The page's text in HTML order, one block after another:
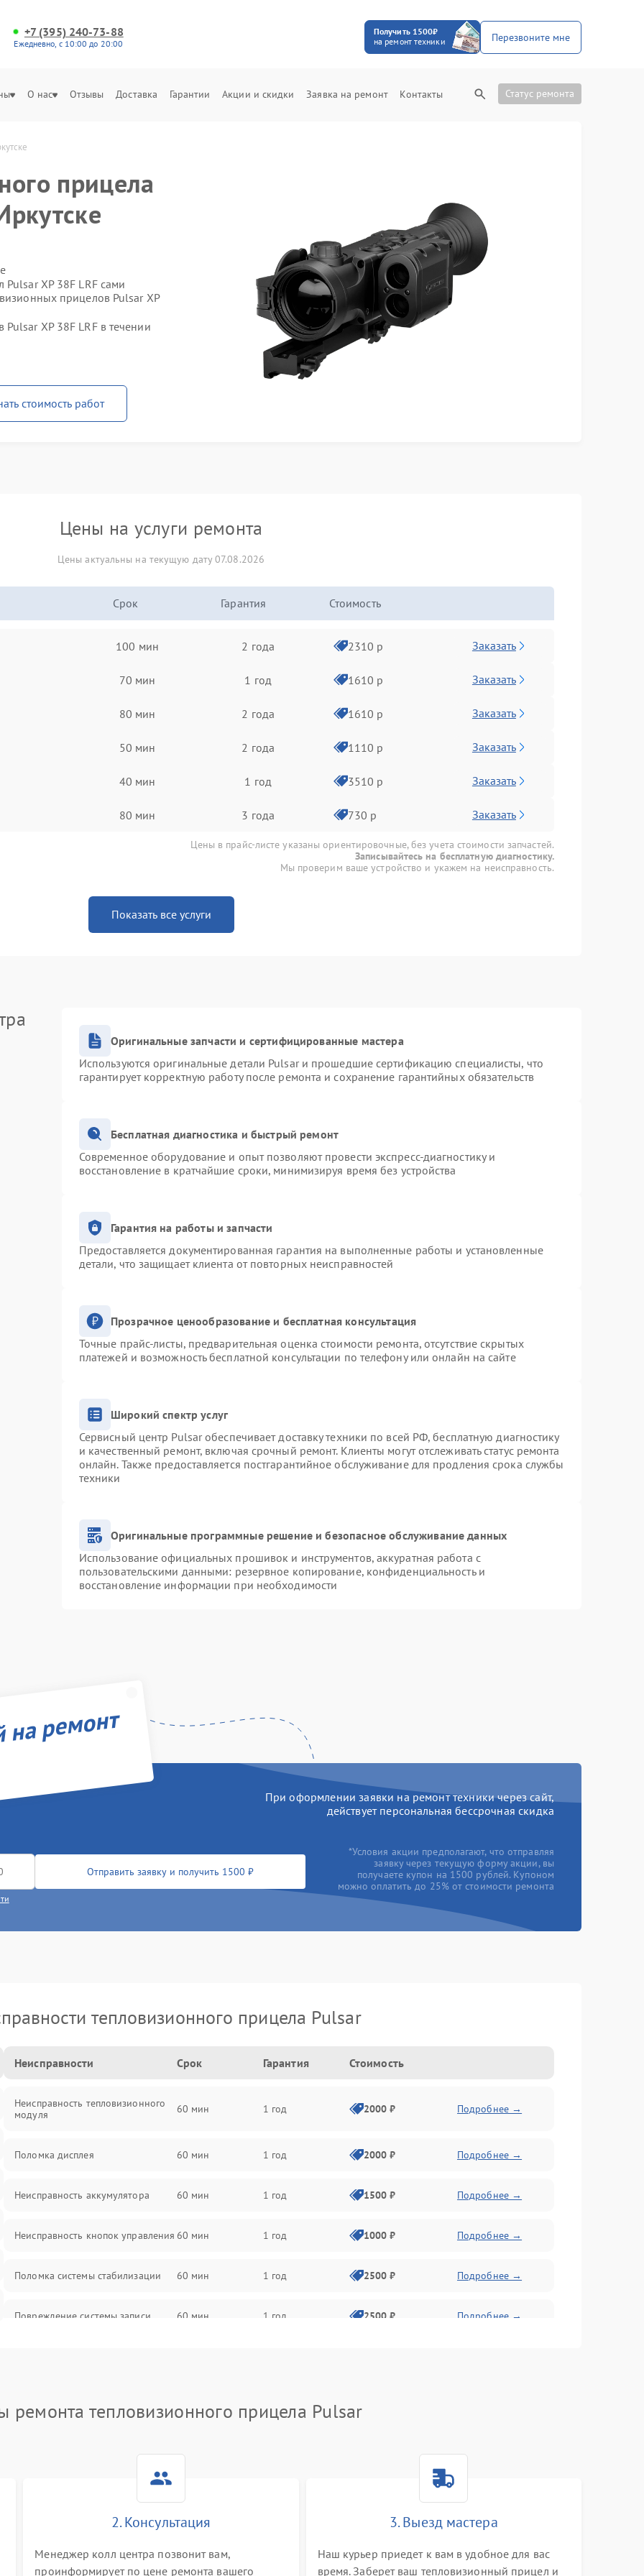
+7 (395) 240-73-88
Ежедневно, с 10:00 до 20:00
Получить 1500₽
на ремонт техники
Перезвоните мне
О нас Отзывы Доставка Гарантии Акции и скидки Заявка на ремонт Контакты Статус ремонта
прицела
XP 38F LRF сами
прицелов Pulsar XP
XP 38F LRF в течении
стоимость работ
Цены на услуги ремонта
Цены актуальны на текущую дату 07.08.2026
Срок Гарантия Стоимость
100 мин 2 года 2310 р Заказать
70 мин 1 год 1610 р Заказать
80 мин 2 года 1610 р Заказать
50 мин 2 года 1110 р Заказать
40 мин 1 год 3510 р Заказать
80 мин 3 года 730 р Заказать
Цены в прайс-листе указаны ориентировочные, без учета стоимости запчастей.
Записывайтесь на бесплатную диагностику.
Мы проверим ваше устройство и укажем на неисправность.
Показать все услуги
Оригинальные запчасти и сертифицированные мастера
Используются оригинальные детали Pulsar и прошедшие сертификацию специалисты, что
гарантирует корректную работу после ремонта и сохранение гарантийных обязательств
Бесплатная диагностика и быстрый ремонт
Современное оборудование и опыт позволяют провести экспресс-диагностику и
восстановление в кратчайшие сроки, минимизируя время без устройства
Гарантия на работы и запчасти
Предоставляется документированная гарантия на выполненные работы и установленные
детали, что защищает клиента от повторных неисправностей
Прозрачное ценообразование и бесплатная консультация
Точные прайс-листы, предварительная оценка стоимости ремонта, отсутствие скрытых
платежей и возможность бесплатной консультации по телефону или онлайн на сайте
Широкий спектр услуг
Сервисный центр Pulsar обеспечивает доставку техники по всей РФ, бесплатную диагностику
и качественный ремонт, включая срочный ремонт. Клиенты могут отслеживать статус ремонта
онлайн. Также предоставляется постгарантийное обслуживание для продления срока службы
техники
Оригинальные программные решение и безопасное обслуживание данных
Использование официальных прошивок и инструментов, аккуратная работа с
пользовательскими данными: резервное копирование, конфиденциальность и
восстановление информации при необходимости
ремонт
При оформлении заявки на ремонт техники через сайт,
действует персональная бессрочная скидка
Отправить заявку и получить 1500 ₽
*Условия акции предполагают, что отправляя
заявку через текущую форму акции, вы
получаете купон на 1500 рублей. Купоном
можно оплатить до 25% от стоимости ремонта
тепловизионного прицела Pulsar
Неисправности Срок Гарантия Стоимость
Неисправность тепловизионного
модуля
60 мин 1 год 2000 ₽ Подробнее →
Поломка дисплея 60 мин 1 год 2000 ₽ Подробнее →
Неисправность аккумулятора 60 мин 1 год 1500 ₽ Подробнее →
Неисправность кнопок управления 60 мин 1 год 1000 ₽ Подробнее →
Поломка системы стабилизации 60 мин 1 год 2500 ₽ Подробнее →
Повреждение системы записи 60 мин 1 год 2500 ₽ Подробнее →
автоматического отключения
короткого замыкания
ремонта тепловизионного прицела Pulsar
2. Консультация
Менеджер колл центра позвонит вам,
проинформирует по цене ремонта вашего
3. Выезд мастера
Наш курьер приедет к вам в удобное для вас
время. Заберет ваш тепловизионный прицел и